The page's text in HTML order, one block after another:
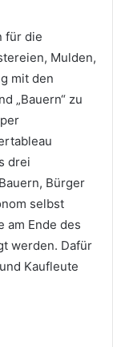
für die
Mulden,
mit den
„Bauern“ zu
drei
Bürger
selbst
am Ende des
werden. Dafür
Kaufleute